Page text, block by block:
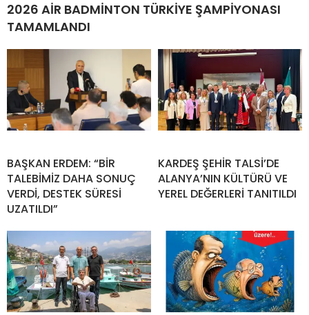
2026 AİR BADMİNTON TÜRKİYE ŞAMPİYONASI
TAMAMLANDI
BAŞKAN ERDEM: “BİR
TALEBİMİZ DAHA SONUÇ
VERDİ, DESTEK SÜRESİ
UZATILDI”
KARDEŞ ŞEHİR TALSİ’DE
ALANYA’NIN KÜLTÜRÜ VE
YEREL DEĞERLERİ TANITILDI